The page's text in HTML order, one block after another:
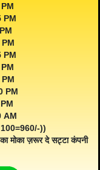
PM
PM
PM
PM
AM
))
मोका ज़रूर दे सट्टा कंपनी